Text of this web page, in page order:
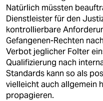
Natürlich müssten
Dienstleister für den
kontrollierbare
Gefangenen-Rechten
Verbot jeglicher Folter
Qualifizierung nach
Standards kann so als
vielleicht auch allgemein
propagieren.